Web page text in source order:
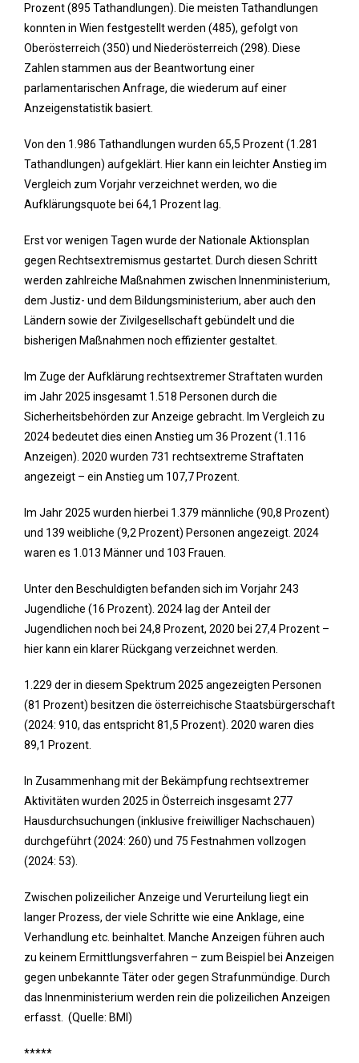
Prozent (895 Tathandlungen). Die meisten Tathandlungen
konnten in Wien festgestellt werden (485), gefolgt von
Oberösterreich (350) und Niederösterreich (298). Diese
Zahlen stammen aus der Beantwortung einer
parlamentarischen Anfrage, die wiederum auf einer
Anzeigenstatistik basiert.
Von den 1.986 Tathandlungen wurden 65,5 Prozent (1.281
Tathandlungen) aufgeklärt. Hier kann ein leichter Anstieg im
Vergleich zum Vorjahr verzeichnet werden, wo die
Aufklärungsquote bei 64,1 Prozent lag.
Erst vor wenigen Tagen wurde der Nationale Aktionsplan
gegen Rechtsextremismus gestartet. Durch diesen Schritt
werden zahlreiche Maßnahmen zwischen Innenministerium,
dem Justiz- und dem Bildungsministerium, aber auch den
Ländern sowie der Zivilgesellschaft gebündelt und die
bisherigen Maßnahmen noch effizienter gestaltet.
Im Zuge der Aufklärung rechtsextremer Straftaten wurden
im Jahr 2025 insgesamt 1.518 Personen durch die
Sicherheitsbehörden zur Anzeige gebracht. Im Vergleich zu
2024 bedeutet dies einen Anstieg um 36 Prozent (1.116
Anzeigen). 2020 wurden 731 rechtsextreme Straftaten
angezeigt – ein Anstieg um 107,7 Prozent.
Im Jahr 2025 wurden hierbei 1.379 männliche (90,8 Prozent)
und 139 weibliche (9,2 Prozent) Personen angezeigt. 2024
waren es 1.013 Männer und 103 Frauen.
Unter den Beschuldigten befanden sich im Vorjahr 243
Jugend­liche (16 Prozent). 2024 lag der Anteil der
Jugendlichen noch bei 24,8 Prozent, 2020 bei 27,4 Prozent –
hier kann ein klarer Rückgang verzeichnet werden.
1.229 der in diesem Spektrum 2025 angezeigten Personen
(81 Prozent) besitzen die öster­reichische Staatsbürgerschaft
(2024: 910, das entspricht 81,5 Prozent). 2020 waren dies
89,1 Prozent.
In Zusammenhang mit der Bekämpfung rechtsextremer
Aktivitäten wurden 2025 in Österreich insgesamt 277
Hausdurchsuchungen (inklusive freiwilliger Nachschauen)
durchgeführt (2024: 260) und 75 Festnahmen vollzogen
(2024: 53).
Zwischen polizeilicher Anzeige und Verurteilung liegt ein
langer Prozess, der viele Schritte wie eine Anklage, eine
Verhandlung etc. beinhaltet. Manche Anzeigen führen auch
zu keinem Ermittlungsverfahren – zum Beispiel bei Anzeigen
gegen unbekannte Täter oder gegen Strafunmündige. Durch
das Innenministerium werden rein die polizeilichen Anzeigen
erfasst. (Quelle: BMI)
*****